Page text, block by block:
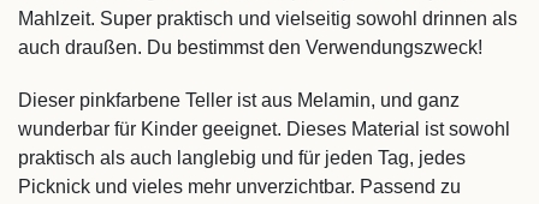
Mahlzeit. Super praktisch und vielseitig sowohl drinnen als
auch draußen. Du bestimmst den Verwendungszweck!
Dieser pinkfarbene Teller ist aus Melamin, und ganz
wunderbar für Kinder geeignet. Dieses Material ist sowohl
praktisch als auch langlebig und für jeden Tag, jedes
Picknick und vieles mehr unverzichtbar. Passend zu